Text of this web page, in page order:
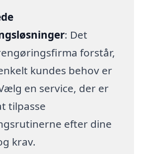
: Det
forstår,
kundes behov er
en service, der er
tilpasse
efter dine
krav.